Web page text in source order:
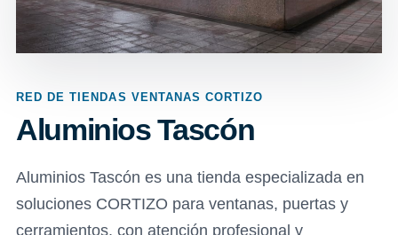
RED DE TIENDAS VENTANAS CORTIZO
Aluminios Tascón
Aluminios Tascón es una tienda especializada en
soluciones CORTIZO para ventanas, puertas y
cerramientos, con atención profesional y